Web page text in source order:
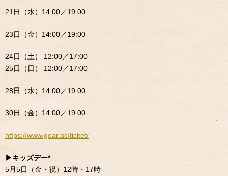
21日（水）14:00／19:00
23日（金）14:00／19:00
24日（土） 12:00／17:00
25日（日） 12:00／17:00
28日（水）14:00／19:00
30日（金）14:00／19:00
https://www.gear.ac/ticket/
▶︎キッズデー*
5月5日（金・祝）12時・17時